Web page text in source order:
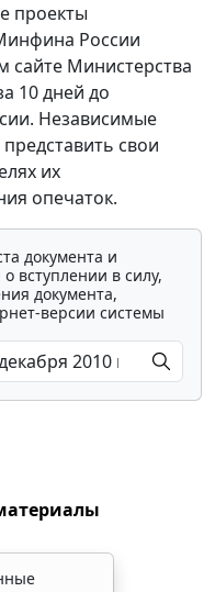
проекты
России
Министерства
10 дней до
Независимые
свои
их
опечаток.
документа и
вступлении в силу,
документа,
версии системы